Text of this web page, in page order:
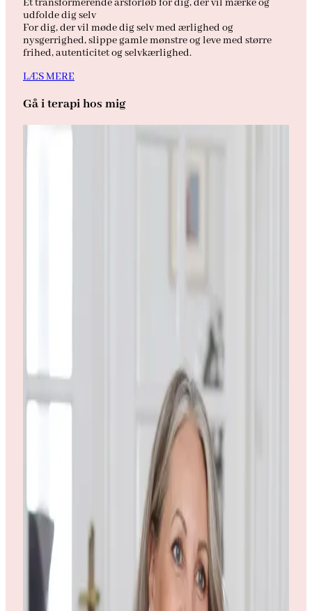
Et transformerende årsforløb for dig, der vil mærke og
udfolde dig selv
For dig, der vil møde dig selv med ærlighed og
nysgerrighed, slippe gamle mønstre og leve med større
frihed, autenticitet og selvkærlighed.
LÆS MERE
Gå i terapi hos mig